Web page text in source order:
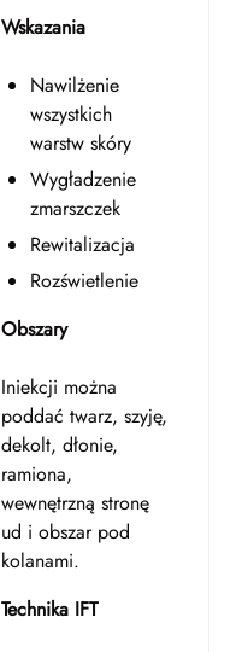
Wskazania
Nawilżenie
wszystkich
warstw skóry
Wygładzenie
zmarszczek
Rewitalizacja
Rozświetlenie
Obszary
Iniekcji można
poddać twarz, szyję,
dekolt, dłonie,
ramiona,
wewnętrzną stronę
ud i obszar pod
kolanami.
Technika IFT